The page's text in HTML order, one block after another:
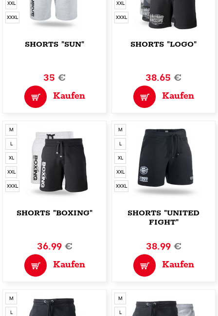
XXL
XXXL
SHORTS "SUN"
35€
Kaufen
XXL
XXXL
SHORTS "LOGO"
38.65€
Kaufen
M
L
XL
XXL
XXXL
SHORTS "BOXING"
36.99€
Kaufen
M
L
XL
XXL
XXXL
SHORTS "UNITED
FIGHT"
38.99€
Kaufen
M
L
M
L